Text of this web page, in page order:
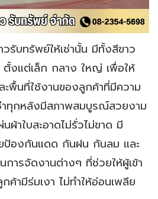
รับทรัพย์ให้เช่านั้น มีทั้งสีขาว
งแต่เล็ก กลาง ใหญ่ เพื่อให้
พื้นที่ใช้งานของลูกค้าที่มีความ
าทุกหลังมีสภาพสมบูรณ์สวยงาม
ผ้าใบสะอาดไม่รั่วไม่ขาด มี
ป้องกันแดด กันฝน กันลม และ
ารจัดงานต่างๆ ที่ช่วยให้ผู้เข้า
ามีร่มเงา ไม่ทำให้อ่อนเพลีย